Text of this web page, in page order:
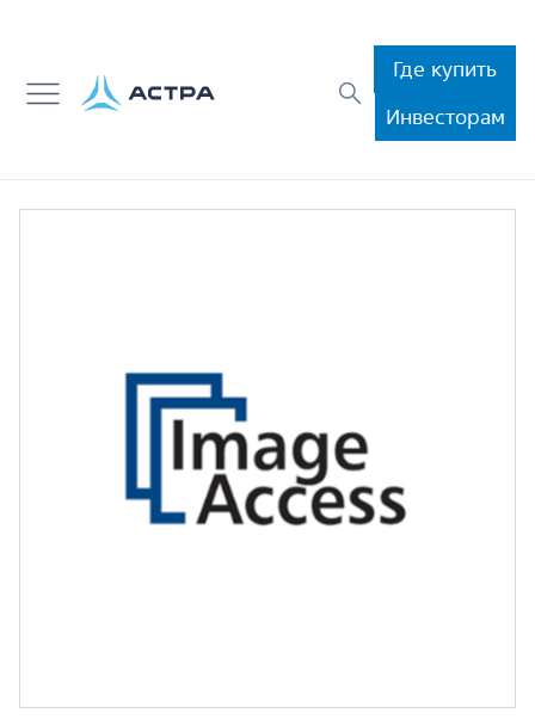
Где купить
Инвесторам